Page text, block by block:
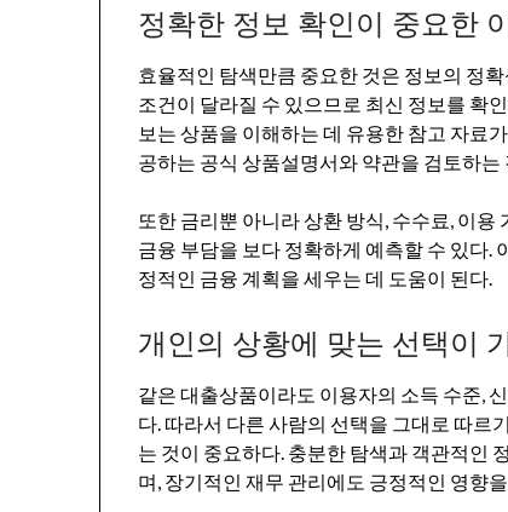
정확한 정보 확인이 중요한
효율적인 탐색만큼 중요한 것은 정보의 정
조건이 달라질 수 있으므로 최신 정보를 확
보는 상품을 이해하는 데 유용한 참고 자료
공하는 공식 상품설명서와 약관을 검토하는
또한 금리뿐 아니라 상환 방식, 수수료, 이
금융 부담을 보다 정확하게 예측할 수 있다.
정적인 금융 계획을 세우는 데 도움이 된다.
개인의 상황에 맞는 선택이
같은 대출상품이라도 이용자의 소득 수준,
다. 따라서 다른 사람의 선택을 그대로 따르
는 것이 중요하다. 충분한 탐색과 객관적인
며, 장기적인 재무 관리에도 긍정적인 영향을